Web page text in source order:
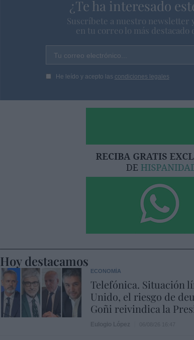
¿Te ha interesado
Suscríbete a nuestro newsletter
en tu correo lo más destacado
Tu correo electrónico...
He leído y acepto las condiciones legales
Hoy destacamos
ECONOMÍA
Telefónica. Situación
Unido, el riesgo de
Goñi reivindica la